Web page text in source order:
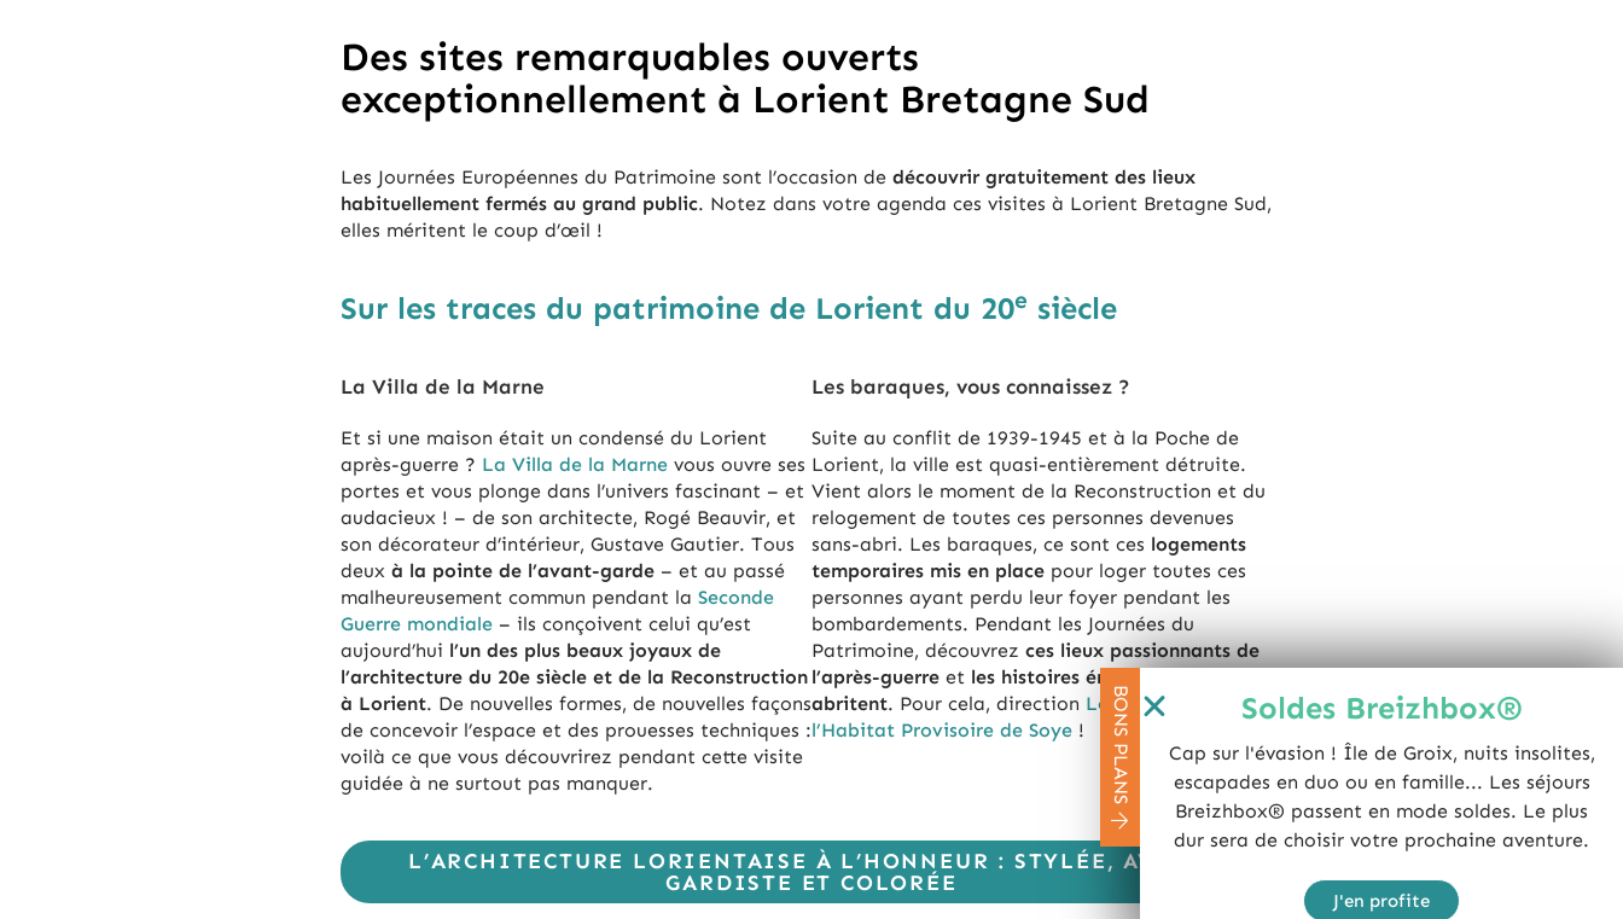
Des sites remarquables ouverts
exceptionnellement à Lorient Bretagne Sud
Les Journées Européennes du Patrimoine sont l’occasion de découvrir gratuitement des lieux
habituellement fermés au grand public. Notez dans votre agenda ces visites à Lorient Bretagne Sud,
elles méritent le coup d’œil !
Sur les traces du patrimoine de Lorient du 20e siècle
La Villa de la Marne
Et si une maison était un condensé du Lorient
après-guerre ? La Villa de la Marne vous ouvre ses
portes et vous plonge dans l’univers fascinant – et
audacieux ! – de son architecte, Rogé Beauvir, et
son décorateur d’intérieur, Gustave Gautier. Tous
deux à la pointe de l’avant-garde – et au passé
malheureusement commun pendant la Seconde
Guerre mondiale – ils conçoivent celui qu’est
aujourd’hui l’un des plus beaux joyaux de
l’architecture du 20e siècle et de la Reconstruction
à Lorient. De nouvelles formes, de nouvelles façons
de concevoir l’espace et des prouesses techniques :
voilà ce que vous découvrirez pendant cette visite
guidée à ne surtout pas manquer.
Les baraques, vous connaissez ?
Suite au conflit de 1939-1945 et à la Poche de
Lorient, la ville est quasi-entièrement détruite.
Vient alors le moment de la Reconstruction et du
relogement de toutes ces personnes devenues
sans-abri. Les baraques, ce sont ces logements
temporaires mis en place pour loger toutes ces
personnes ayant perdu leur foyer pendant les
bombardements. Pendant les Journées du
Patrimoine, découvrez ces lieux passionnants de
l’après-guerre et les histoires émouvantes qu’ils
abritent. Pour cela, direction Lorientou la
Cité de
l’Habitat Provisoire de Soye !
L’ARCHITECTURE LORIENTAISE À L’HONNEUR : STYLÉE, AVANT-
GARDISTE ET COLORÉE
BONS PLANS Soldes Breizhbox®
Cap sur l'évasion ! Île de Groix, nuits insolites,
escapades en duo ou en famille... Les séjours
Breizhbox® passent en mode soldes. Le plus
dur sera de choisir votre prochaine aventure.
J'en profite